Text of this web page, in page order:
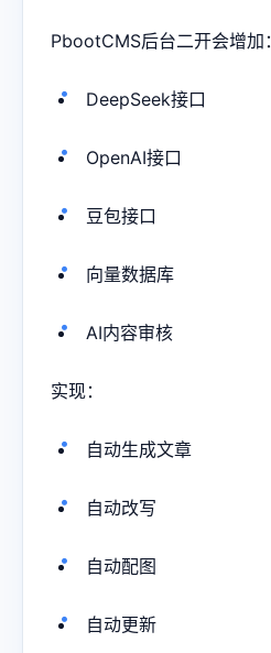
PbootCMS后台二开会增加：
DeepSeek接口
OpenAI接口
豆包接口
向量数据库
AI内容审核
实现：
自动生成文章
自动改写
自动配图
自动更新